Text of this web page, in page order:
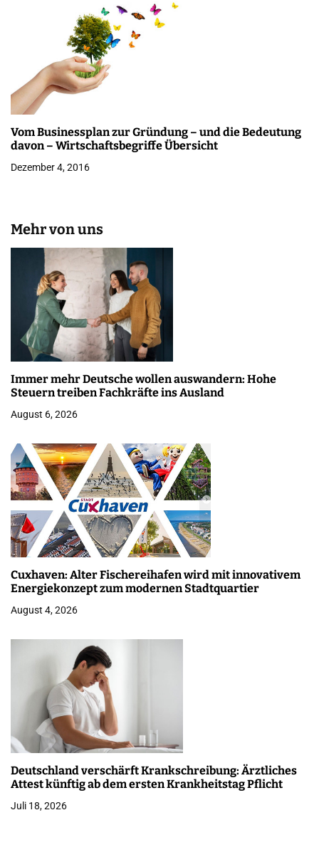
Vom Businessplan zur Gründung – und die Bedeutung
davon – Wirtschaftsbegriffe Übersicht
Dezember 4, 2016
Mehr von uns
Immer mehr Deutsche wollen auswandern: Hohe
Steuern treiben Fachkräfte ins Ausland
August 6, 2026
Cuxhaven: Alter Fischereihafen wird mit innovativem
Energiekonzept zum modernen Stadtquartier
August 4, 2026
Deutschland verschärft Krankschreibung: Ärztliches
Attest künftig ab dem ersten Krankheitstag Pflicht
Juli 18, 2026